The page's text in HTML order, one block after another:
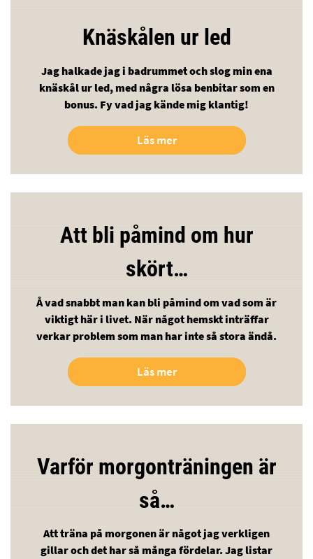
Knäskålen ur led
Jag halkade jag i badrummet och slog min ena
knäskål ur led, med några lösa benbitar som en
bonus. Fy vad jag kände mig klantig!
Läs mer
Att bli påmind om hur
skört…
Å vad snabbt man kan bli påmind om vad som är
viktigt här i livet. När något hemskt inträffar
verkar problem som man har inte så stora ändå.
Läs mer
Varför morgonträningen är
så…
Att träna på morgonen är något jag verkligen
gillar och det har så många fördelar. Jag listar